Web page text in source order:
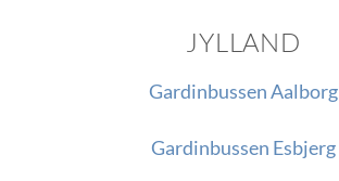
JYLLAND
Gardinbussen Aalborg
Gardinbussen Esbjerg